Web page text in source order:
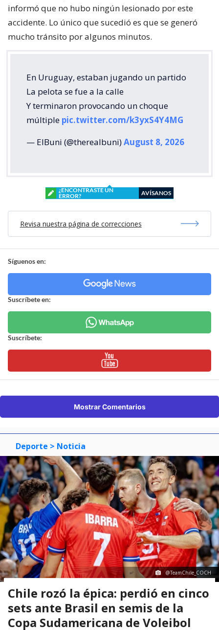
informó que no hubo ningún lesionado por este
accidente. Lo único que sucedió es que se generó
mucho tránsito por algunos minutos.
En Uruguay, estaban jugando un partido
La pelota se fue a la calle
Y terminaron provocando un choque
múltiple pic.twitter.com/k3yxS4Y4MG
— ElBuni (@therealbuni)August 8, 2026
¿ENCONTRASTE UN
ERROR?
AVÍSANOS
Revisa nuestra página de correcciones
Síguenos en:
Suscríbete en:
Suscríbete:
Mostrar Comentarios
Deporte > Noticia
@TeamChile_COCH
Chile rozó la épica: perdió en cinco
sets ante Brasil en semis de la
Copa Sudamericana de Voleibol